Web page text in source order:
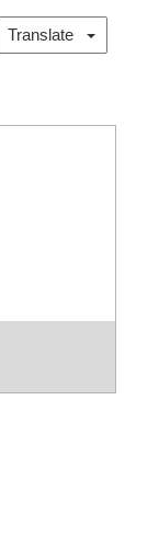
Translate